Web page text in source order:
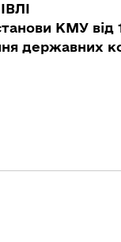
КМУ від
державних